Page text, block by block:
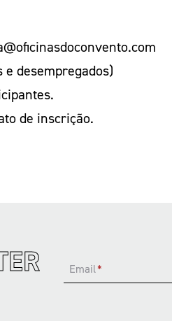
e desempregados)
de inscrição.
Email*